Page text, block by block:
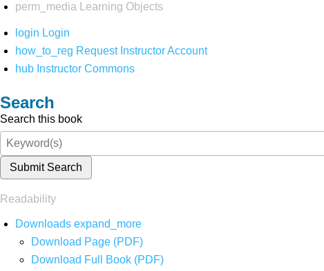
perm_media
Learning Objects
login Login
how_to_reg Request Instructor Account
hub Instructor Commons
Search
Search this book
Submit Search
Readability
Downloads expand_more
Download Page (PDF)
Download Full Book (PDF)